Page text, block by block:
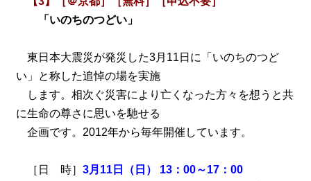
「いのちのつどい」
東日本大震災が発災した3月11日に「いのちのつど
い」と称した追悼の場を実施
します。相次ぐ災害により亡くなった方々を想うと共
に生命の尊さに思いを馳せる
企画です。2012年から毎年開催しています。
［日 時］ 3月11日（日） 13：00～17：00